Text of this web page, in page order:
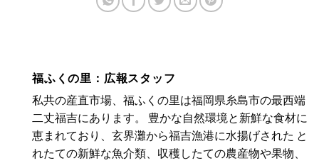
福ふくの里：広報スタッフ
私共の産直市場、福ふくの里は福岡県糸島市の最西端
二丈福吉にあります。 豊かな自然環境と新鮮な食材に
恵まれており、玄界灘から福吉漁港に水揚げされた と
れたての新鮮な魚介類、収穫したての農産物や果物、